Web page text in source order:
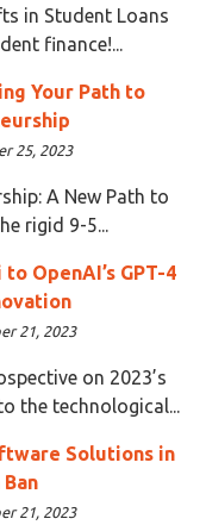
in Student Loans
finance!...
Your Path to
25, 2023
A New Path to
rigid 9-5...
OpenAI’s GPT-4
21, 2023
on 2023’s
the technological...
Solutions in
21, 2023